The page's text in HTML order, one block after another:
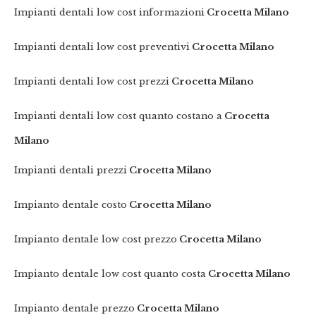
Impianti dentali low cost informazioni Crocetta Milano
Impianti dentali low cost preventivi Crocetta Milano
Impianti dentali low cost prezzi Crocetta Milano
Impianti dentali low cost quanto costano a Crocetta
Milano
Impianti dentali prezzi Crocetta Milano
Impianto dentale costo Crocetta Milano
Impianto dentale low cost prezzo Crocetta Milano
Impianto dentale low cost quanto costa Crocetta Milano
Impianto dentale prezzo Crocetta Milano